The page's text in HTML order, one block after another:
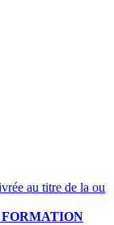
au titre de la ou